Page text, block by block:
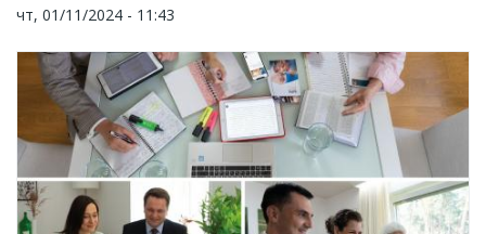
чт, 01/11/2024 - 11:43